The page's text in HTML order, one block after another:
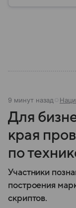
9 минут назад
Для
края
по
Участники
построения
скриптов.